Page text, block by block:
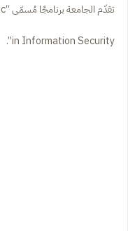
تقدّم الجامعة برنامجًا مُسمّى “M.Sc.
in Information Security”.